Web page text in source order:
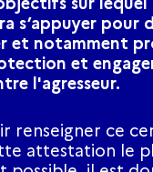
s’appuyer pour
et notamment
et
l'agresseur.
renseigner ce
attestation le